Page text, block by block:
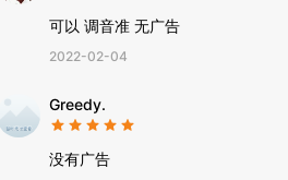
可以 调音准 无广告
2022-02-04
Greedy.
没有广告